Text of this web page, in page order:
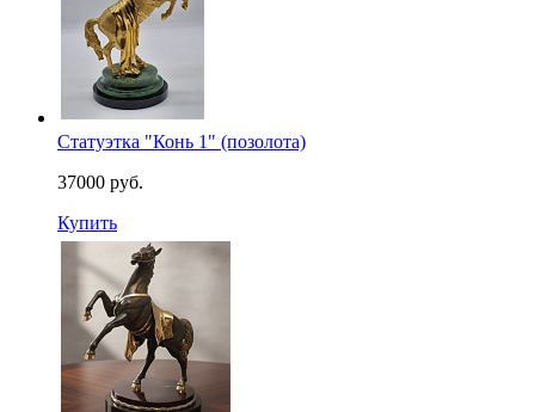
Статуэтка "Конь 1" (позолота)
37000 руб.
Купить